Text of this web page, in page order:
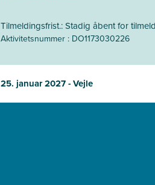
Tilmeldingsfrist.: Stadig åbent for
Aktivitetsnummer : DO1173030226
25. januar 2027 - Vejle